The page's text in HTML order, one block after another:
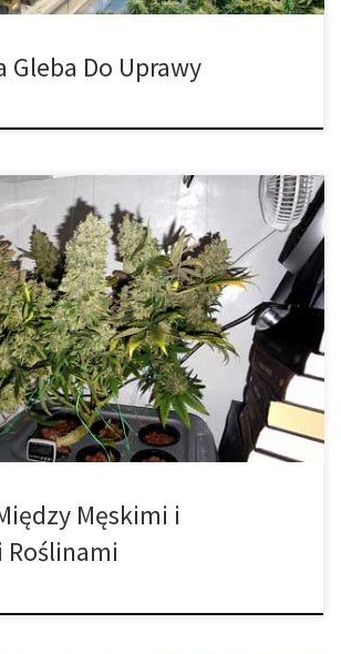
Gleba Do Uprawy
i żeńskimi roślinami marihuany. Czy
posiadają odrębną płeć i mogą być
Najważniejsza różnica między męskimi i
polega na tym, że tylko żeńskie rośliny
wysuszone i utwardzone kwiaty
palimy! Jak rozmnażają […]
Męskimi i
Roślinami